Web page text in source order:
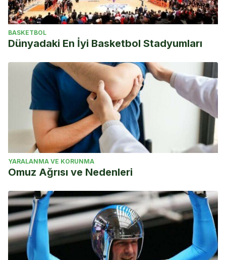
BASKETBOL
Dünyadaki En İyi Basketbol Stadyumları
YARALANMA VE KORUNMA
Omuz Ağrısı ve Nedenleri